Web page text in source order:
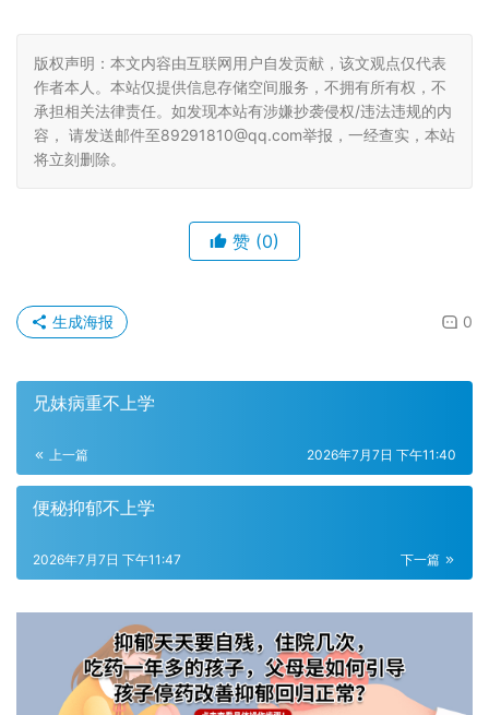
版权声明：本文内容由互联网用户自发贡献，该文观点仅代表
作者本人。本站仅提供信息存储空间服务，不拥有所有权，不
承担相关法律责任。如发现本站有涉嫌抄袭侵权/违法违规的内
容， 请发送邮件至89291810@qq.com举报，一经查实，本站
将立刻删除。
赞 (0)
0
生成海报
兄妹病重不上学
上一篇 2026年7月7日 下午11:40
便秘抑郁不上学
下一篇
2026年7月7日 下午11:47